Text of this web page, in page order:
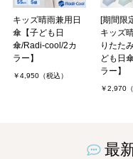
キッズ晴雨兼用日
傘【子ども日
傘/Radi-cool/2カ
ラー】
￥4,950（税込）
[期間限
キッズ
りたた
ども日
ラー】
￥2,970（
最